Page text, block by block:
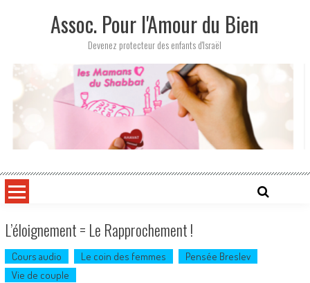
Assoc. Pour l'Amour du Bien
Devenez protecteur des enfants d'Israël
L’éloignement = Le Rapprochement !
Cours audio Le coin des femmes
Pensée Breslev
Vie de couple